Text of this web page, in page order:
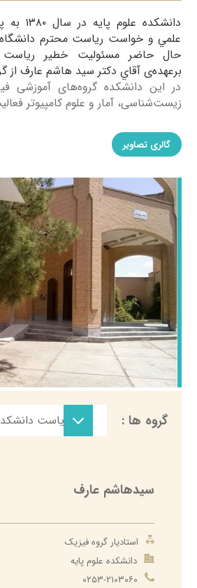
علمي و خواست رياست محترم دانشگاه
حال حاضر مسئوليت خطير رياست
برعهده‌ی آقاي دكتر سید هاشم عارف از
در این دانشکده گروه‌های آموزشی
زیست‌شناسی، آمار و علوم کامپیوتر
گالری تصاویر
گروه ها : حوزه ریاست
حوزه ریاست
علوم کامپیوتر
آمار
فیزیک
ریاضی
سیدهاشم عارف
استادیار گروه فیزیک
دانشکده علوم پایه
۰۲۵۳-۲۱۰۳۰۶۰